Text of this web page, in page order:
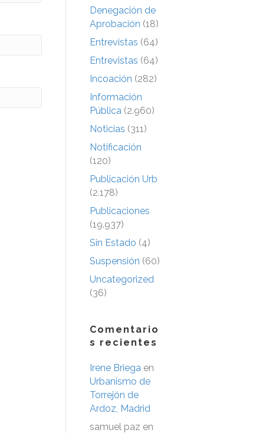
Denegación de
Aprobación (18)
Entrevistas (64)
Entrevistas (64)
Incoación (282)
Información
Pública (2.960)
Noticias (311)
Notificación
(120)
Publicación Urb
(2.178)
Publicaciones
(19.937)
Sin Estado (4)
Suspensión (60)
Uncategorized
(36)
Comentario
s recientes
Irene Briega en
Urbanismo de
Torrejón de
Ardoz, Madrid
samuel paz en